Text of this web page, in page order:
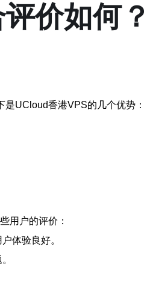
价如何？
UCloud香港VPS的几个优势：
用户的评价：
体验良好。